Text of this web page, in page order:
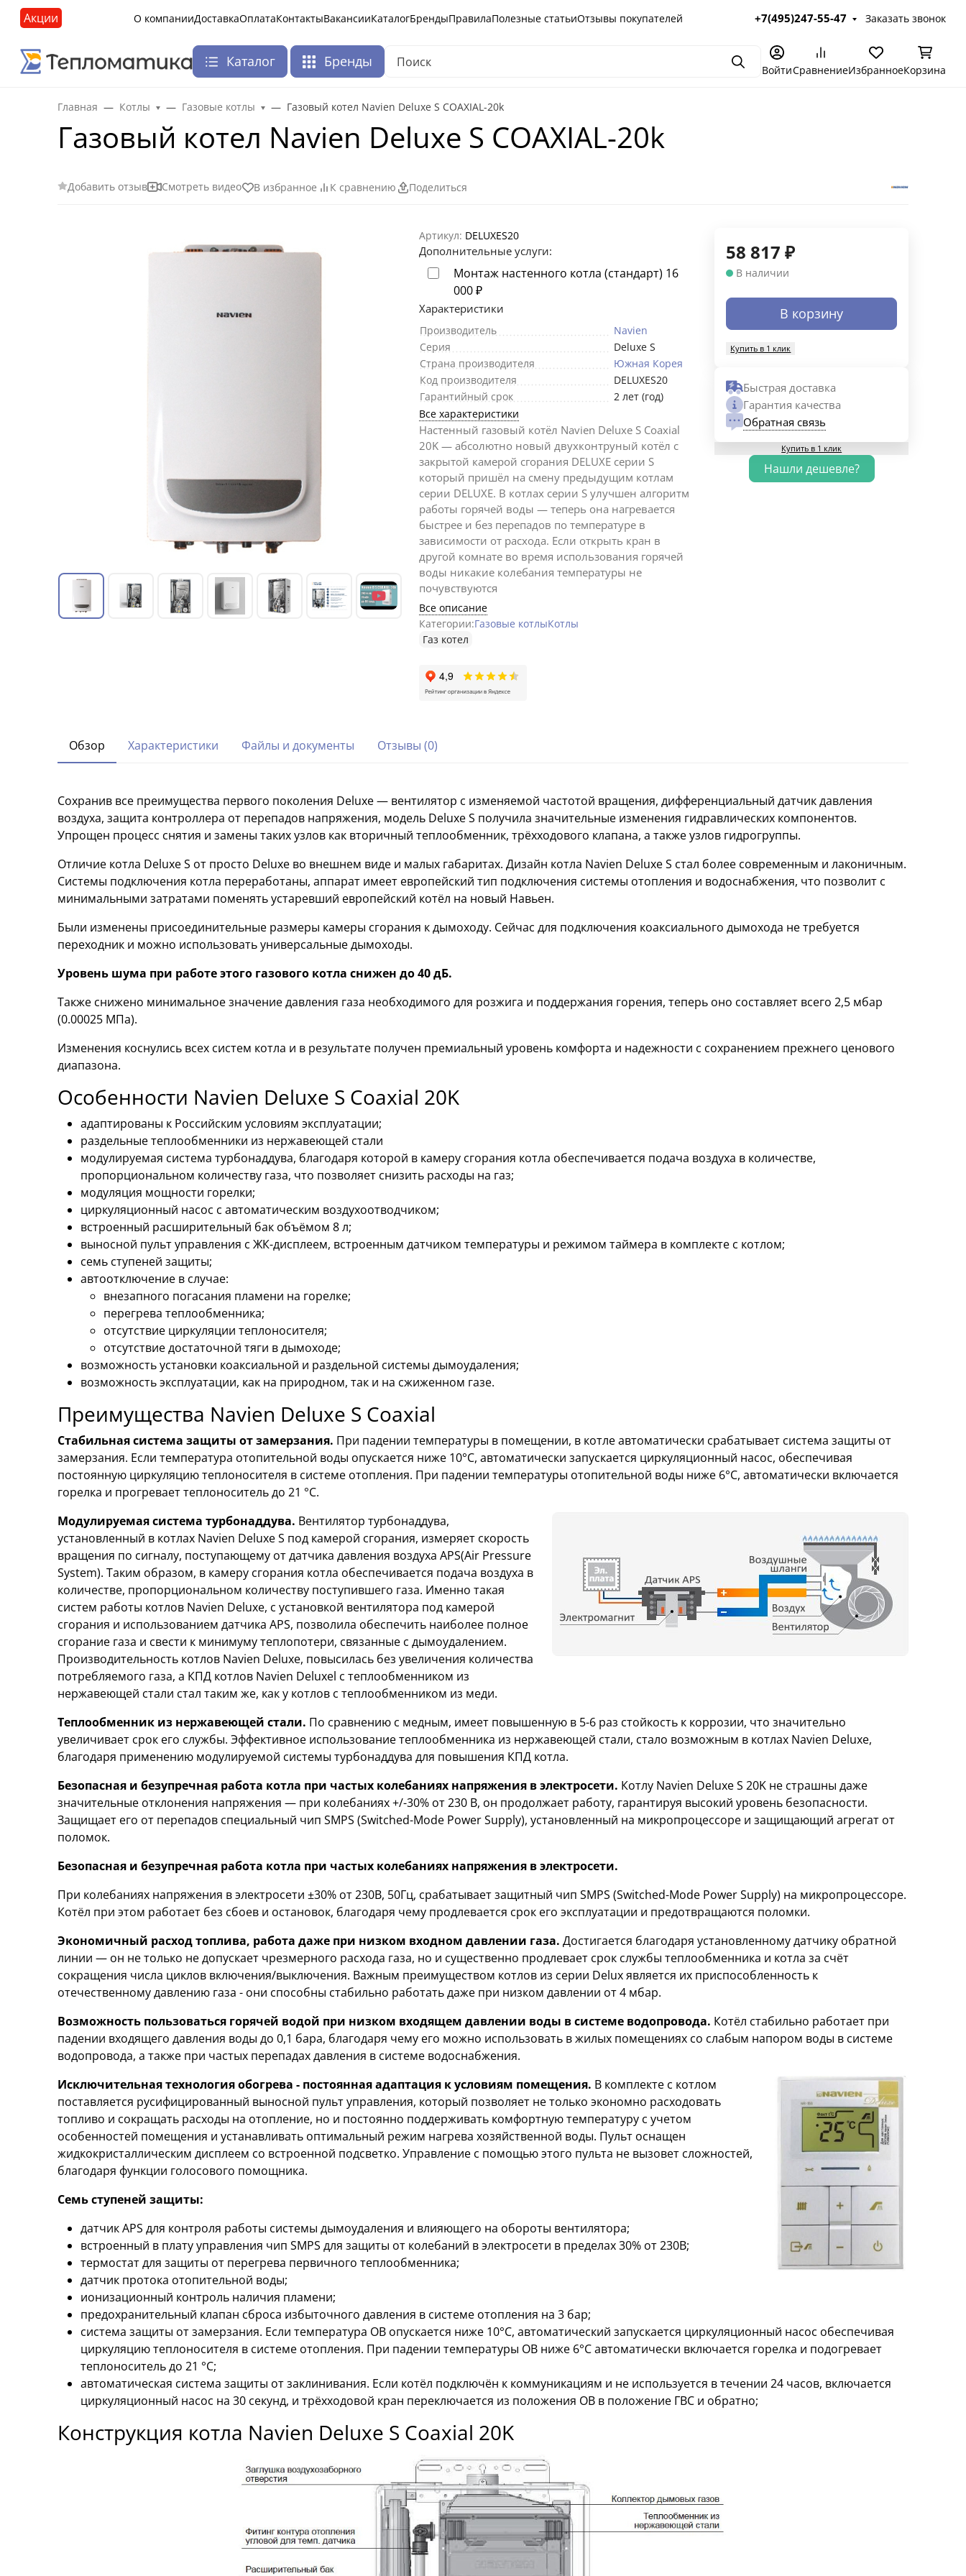
Акции О компанииДоставкаОплатаКонтактыВакансииКаталогБрендыПравилаПолезные статьиОтзывы покупателей +7(495)247-55-47 Заказать звонок
Каталог Бренды ПоискВойтиСравнениеИзбранноеКорзина
Главная Котлы Газовые котлы Газовый котел Navien Deluxe S COAXIAL-20k
Газовый котел Navien Deluxe S COAXIAL-20k
Добавить отзыв Смотреть видео В избранное К сравнению Поделиться
Артикул: DELUXES20
Дополнительные услуги:
Монтаж настенного котла (стандарт) 16
000₽
Характеристики
Производитель
Navien
Серия
Deluxe S
Страна производителя
Южная Корея
Код производителя
DELUXES20
Гарантийный срок
2 лет (год)
Все характеристики
Настенный газовый котёл Navien Deluxe S Coaxial
20K — абсолютно новый двухконтруный котёл с
закрытой камерой сгорания DELUXE серии S
который пришёл на смену предыдущим котлам
серии DELUXE. В котлах серии S улучшен алгоритм
работы горячей воды — теперь она нагревается
быстрее и без перепадов по температуре в
зависимости от расхода. Если открыть кран в
другой комнате во время использования горячей
воды никакие колебания температуры не
почувствуются
Все описание
Категории:Газовые котлыКотлы
Газ котел
58 817 ₽
В наличии
В корзину
Купить в 1 клик
Быстрая доставка
Гарантия качества
Обратная связь
Купить в 1 клик
Обзор Характеристики Файлы и документы Отзывы (0)
Сохранив все преимущества первого поколения Deluxe — вентилятор с изменяемой частотой вращения, дифференциальный датчик давления
воздуха, защита контроллера от перепадов напряжения, модель Deluxe S получила значительные изменения гидравлических компонентов.
Упрощен процесс снятия и замены таких узлов как вторичный теплообменник, трёхходового клапана, а также узлов гидрогруппы.
Отличие котла Deluxe S от просто Deluxe во внешнем виде и малых габаритах. Дизайн котла Navien Deluxe S стал более современным и лаконичным.
Системы подключения котла переработаны, аппарат имеет европейский тип подключения системы отопления и водоснабжения, что позволит с
минимальными затратами поменять устаревший европейский котёл на новый Навьен.
Были изменены присоединительные размеры камеры сгорания к дымоходу. Сейчас для подключения коаксиального дымохода не требуется
переходник и можно использовать универсальные дымоходы.
Уровень шума при работе этого газового котла снижен до 40 дБ.
Также снижено минимальное значение давления газа необходимого для розжига и поддержания горения, теперь оно составляет всего 2,5 мбар
(0.00025 МПа).
Изменения коснулись всех систем котла и в результате получен премиальный уровень комфорта и надежности с сохранением прежнего ценового
диапазона.
Особенности Navien Deluxe S Coaxial 20K
адаптированы к Российским условиям эксплуатации;
раздельные теплообменники из нержавеющей стали
модулируемая система турбонаддува, благодаря которой в камеру сгорания котла обеспечивается подача воздуха в количестве,
пропорциональном количеству газа, что позволяет снизить расходы на газ;
модуляция мощности горелки;
циркуляционный насос с автоматическим воздухоотводчиком;
встроенный расширительный бак объёмом 8 л;
выносной пульт управления с ЖК-дисплеем, встроенным датчиком температуры и режимом таймера в комплекте с котлом;
семь ступеней защиты;
автоотключение в случае:
внезапного погасания пламени на горелке;
перегрева теплообменника;
отсутствие циркуляции теплоносителя;
отсутствие достаточной тяги в дымоходе;
возможность установки коаксиальной и раздельной системы дымоудаления;
возможность эксплуатации, как на природном, так и на сжиженном газе.
Преимущества Navien Deluxe S Coaxial
Стабильная система защиты от замерзания. При падении температуры в помещении, в котле автоматически срабатывает система защиты от
замерзания. Если температура отопительной воды опускается ниже 10°С, автоматически запускается циркуляционный насос, обеспечивая
постоянную циркуляцию теплоносителя в системе отопления. При падении температуры отопительной воды ниже 6°С, автоматически включается
горелка и прогревает теплоноситель до 21 °С.
Модулируемая система турбонаддува. Вентилятор турбонаддува,
установленный в котлах Navien Deluxe S под камерой сгорания, измеряет скорость
вращения по сигналу, поступающему от датчика давления воздуха APS(Air Pressure
System). Таким образом, в камеру сгорания котла обеспечивается подача воздуха в
количестве, пропорциональном количеству поступившего газа. Именно такая
систем работы котлов Navien Deluxe, с установкой вентилятора под камерой
сгорания и использованием датчика APS, позволила обеспечить наиболее полное
сгорание газа и свести к минимуму теплопотери, связанные с дымоудалением.
Производительность котлов Navien Deluxe, повысилась без увеличения количества
потребляемого газа, а КПД котлов Navien Deluxel с теплообменником из
нержавеющей стали стал таким же, как у котлов с теплообменником из меди.
Теплообменник из нержавеющей стали. По сравнению с медным, имеет повышенную в 5-6 раз стойкость к коррозии, что значительно
увеличивает срок его службы. Эффективное использование теплообменника из нержавеющей стали, стало возможным в котлах Navien Deluxe,
благодаря применению модулируемой системы турбонаддува для повышения КПД котла.
Безопасная и безупречная работа котла при частых колебаниях напряжения в электросети. Котлу Navien Deluxe S 20K не страшны даже
значительные отклонения напряжения — при колебаниях +/-30% от 230 В, он продолжает работу, гарантируя высокий уровень безопасности.
Защищает его от перепадов специальный чип SMPS (Switched-Mode Power Supply), установленный на микропроцессоре и защищающий агрегат от
поломок.
Безопасная и безупречная работа котла при частых колебаниях напряжения в электросети.
При колебаниях напряжения в электросети ±30% от 230В, 50Гц, срабатывает защитный чип SMPS (Switched-Mode Power Supply) на микропроцессоре.
Котёл при этом работает без сбоев и остановок, благодаря чему продлевается срок его эксплуатации и предотвращаются поломки.
Экономичный расход топлива, работа даже при низком входном давлении газа. Достигается благодаря установленному датчику обратной
линии — он не только не допускает чрезмерного расхода газа, но и существенно продлевает срок службы теплообменника и котла за счёт
сокращения числа циклов включения/выключения. Важным преимуществом котлов из серии Delux является их приспособленность к
отечественному давлению газа - они способны стабильно работать даже при низком давлении от 4 мбар.
Возможность пользоваться горячей водой при низком входящем давлении воды в системе водопровода. Котёл стабильно работает при
падении входящего давления воды до 0,1 бара, благодаря чему его можно использовать в жилых помещениях со слабым напором воды в системе
водопровода, а также при частых перепадах давления в системе водоснабжения.
Исключительная технология обогрева - постоянная адаптация к условиям помещения. В комплекте с котлом
поставляется русифицированный выносной пульт управления, который позволяет не только экономно расходовать
топливо и сокращать расходы на отопление, но и постоянно поддерживать комфортную температуру с учетом
особенностей помещения и устанавливать оптимальный режим нагрева хозяйственной воды. Пульт оснащен
жидкокристаллическим дисплеем со встроенной подсветко. Управление с помощью этого пульта не вызовет сложностей,
благодаря функции голосового помощника.
Семь ступеней защиты:
датчик APS для контроля работы системы дымоудаления и влияющего на обороты вентилятора;
встроенный в плату управления чип SMPS для защиты от колебаний в электросети в пределах 30% от 230В;
термостат для защиты от перегрева первичного теплообменника;
датчик протока отопительной воды;
ионизационный контроль наличия пламени;
предохранительный клапан сброса избыточного давления в системе отопления на 3 бар;
система защиты от замерзания. Если температура ОВ опускается ниже 10°С, автоматический запускается циркуляционный насос обеспечивая
циркуляцию теплоносителя в системе отопления. При падении температуры ОВ ниже 6°С автоматически включается горелка и подогревает
теплоноситель до 21 °С;
автоматическая система защиты от заклинивания. Если котёл подключён к коммуникациям и не используется в течении 24 часов, включается
циркуляционный насос на 30 секунд, и трёхходовой кран переключается из положения ОВ в положение ГВС и обратно;
Конструкция котла Navien Deluxe S Coaxial 20K